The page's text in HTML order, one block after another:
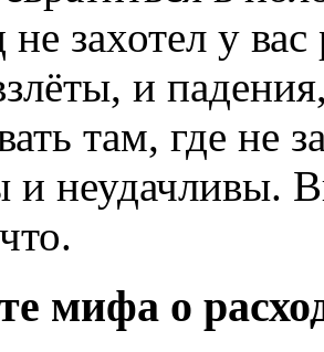
не захотел у
и
там, где не
и неудачливы.
мифа о